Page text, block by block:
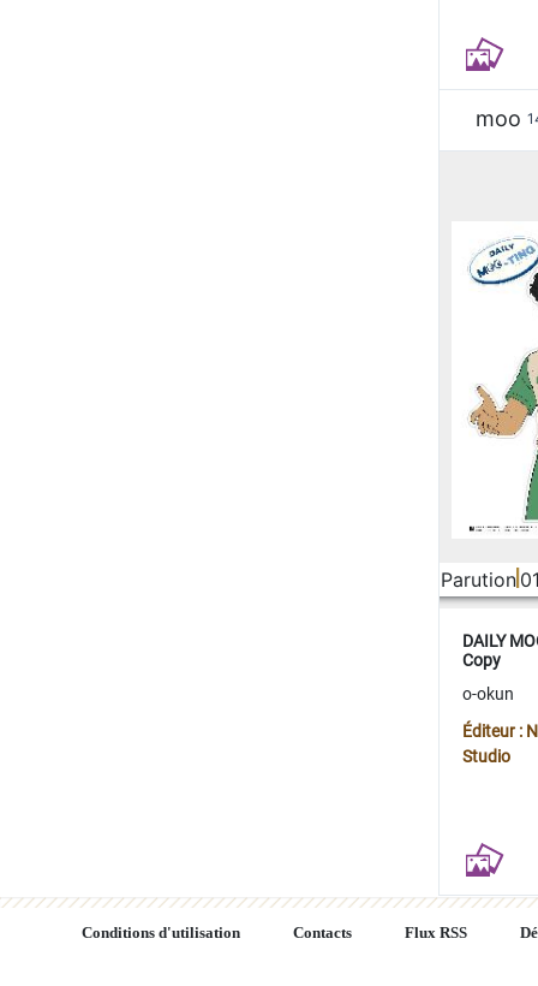
moo
Parution
DAILY
Copy
o-okun
Éditeur :
Studio
Conditions d'utilisation Contacts Flux RSS